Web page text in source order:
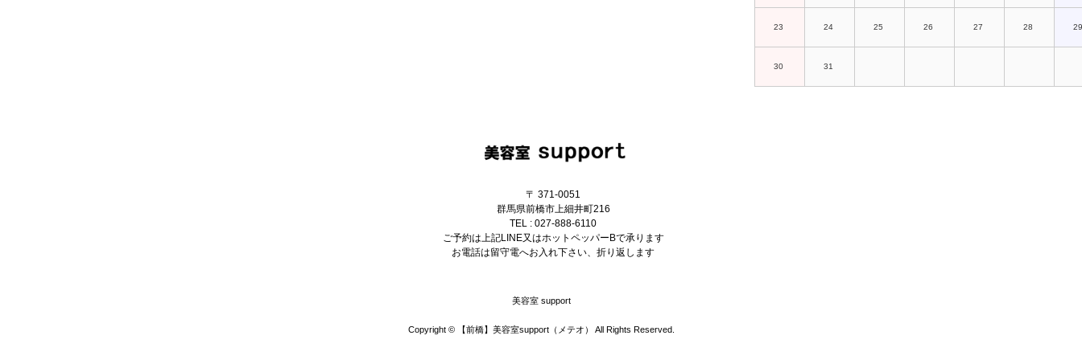
23 24 25 26 27 28 29
30 31
〒 371-0051
群馬県前橋市上細井町216
TEL : 027-888-6110
ご予約は上記LINE又はホットペッパーBで承ります
お電話は留守電へお入れ下さい、折り返します
美容室 support
Copyright © 【前橋】美容室support（メテオ） All Rights Reserved.